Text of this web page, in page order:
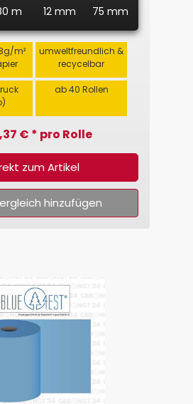
m 12 mm 75 mm
m²
umweltfreundlich &
recycelbar
ab 40 Rollen
€ * pro Rolle
zum Artikel
hinzufügen